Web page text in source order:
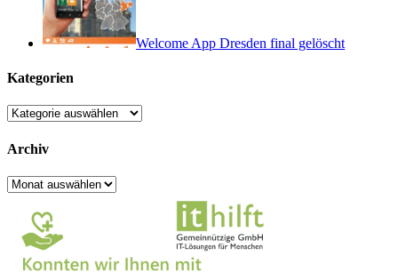
Welcome App Dresden final gelöscht
Kategorien
Kategorien
Archiv
Archiv